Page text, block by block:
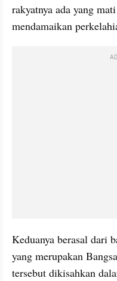
rakyatnya ada yang
mendamaikan
Keduanya berasal dari
yang merupakan
tersebut dikisahkan